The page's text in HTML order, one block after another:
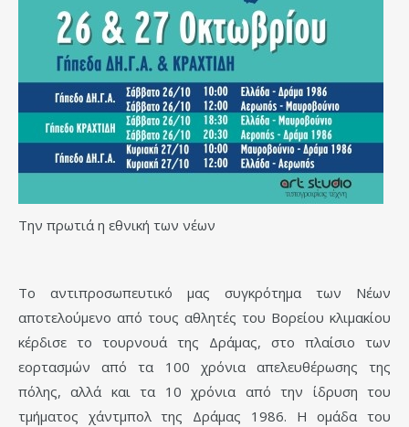
Την πρωτιά η εθνική των νέων
Το αντιπροσωπευτικό μας συγκρότημα των Νέων
αποτελούμενο από τους αθλητές του Βορείου κλιμακίου
κέρδισε το τουρνουά της Δράμας, στο πλαίσιο των
εορτασμών από τα 100 χρόνια απελευθέρωσης της
πόλης, αλλά και τα 10 χρόνια από την ίδρυση του
τμήματος χάντμπολ της Δράμας 1986. Η ομάδα του